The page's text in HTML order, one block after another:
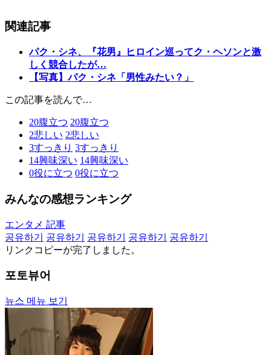
関連記事
パク・シネ、『花男』ヒロイン巡ってク・ヘソンと激
しく競合したが…
【写真】パク・シネ「男性みたい？」
この記事を読んで…
20腹立つ 20腹立つ
2悲しい 2悲しい
3すっきり 3すっきり
14興味深い 14興味深い
0役に立つ 0役に立つ
みんなの感想ランキング
エンタメ 記事
공유하기
공유하기 공유하기 공유하기
공유하기
リンクコピーが完了しました。
포토뷰어
뉴스 메뉴 보기